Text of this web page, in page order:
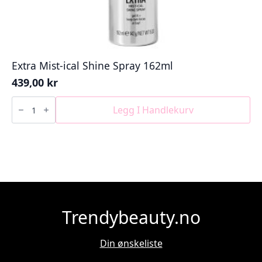
Extra Mist-ical Shine Spray 162ml
439,00 kr
Extra
Mist-
Shine
Legg I Handlekurv
Trendybeauty.no
Din ønskeliste